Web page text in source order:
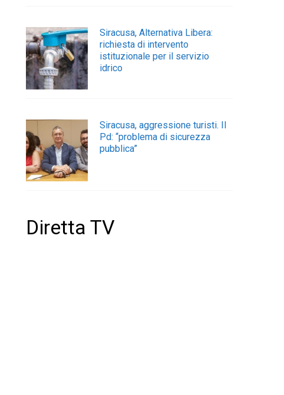
Siracusa, Alternativa Libera:
richiesta di intervento
istituzionale per il servizio
idrico
Siracusa, aggressione turisti. Il
Pd: “problema di sicurezza
pubblica”
Diretta TV